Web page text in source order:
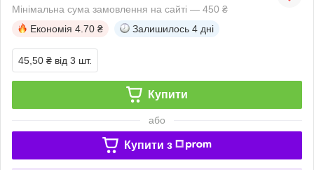
Мінімальна сума замовлення на сайті — 450 ₴
Економія 4.70 ₴ Залишилось 4 дні
45,50 ₴ від 3 шт.
Купити
або
Купити з